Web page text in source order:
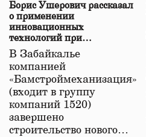
Борис Ушерович рассказал
о применении
инновационных
технологий при
строительстве нового моста
в Забайкалье
В Забайкалье
компанией
«Бамстроймеханизация»
(входит в группу
компаний 1520)
завершено
строительство нового…